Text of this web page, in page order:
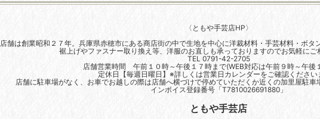
〈ともや手芸店HP〉
店舗は創業昭和２７年。兵庫県赤穂市にある商店街の中で生地を中心に洋裁材料・手芸材料・ボタ
裾上げやファスナー取り換え等、洋服のお直しも承っておりますのでお気軽にご
TEL 0791-42-2705
店舗営業時間 午前１０時～午後１７時まで(WEB対応は午前９時～午後
定休日【毎週日曜日】※詳しくは営業日カレンダーをご確認ください
店舗に駐車場がなく、お車でお越しの際は店舗へ横づけで停めていただくか近くの加里屋駐車
インボイス登録番号「T7810026691880」
ともや手芸店